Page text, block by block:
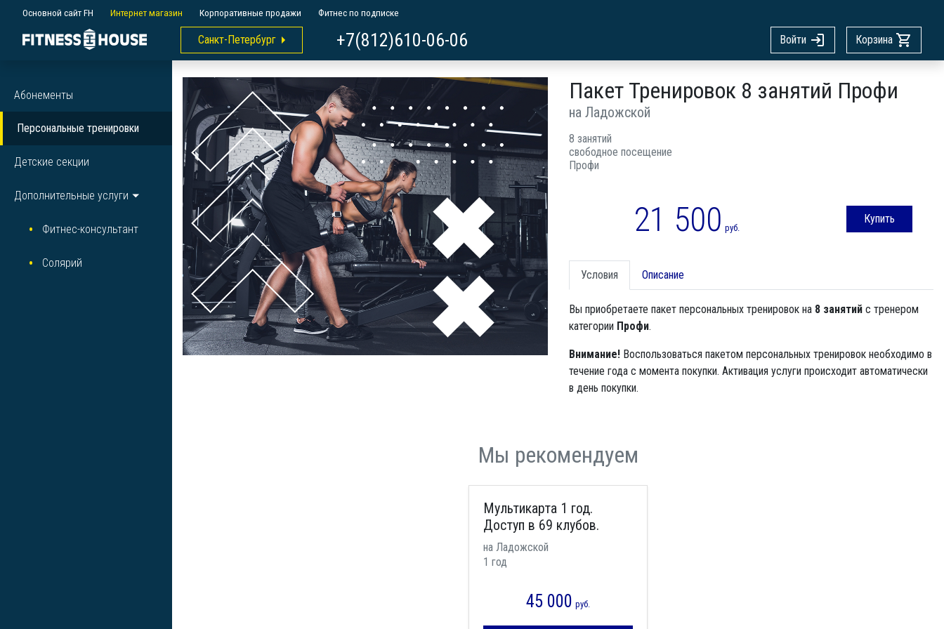
Основной сайт FH Интернет магазин Корпоративные продажи Фитнес по подписке
Санкт-Петербург +7(812)610-06-06 Войти Корзина
Абонементы
Персональные тренировки
Детские секции
Дополнительные услуги
Фитнес-консультант
Солярий
Пакет Тренировок 8 занятий Профи
на Ладожской
8 занятий
свободное посещение
Профи
21 500 руб.
Купить
Условия Описание
Вы приобретаете пакет персональных тренировок на 8 занятийс тренером
категории Профи.
Внимание!Воспользоваться пакетом персональных тренировок необходимо в
течение года с момента покупки. Активация услуги происходит автоматически
в день покупки.
Мы рекомендуем
Мультикарта 1 год.
Доступ в 69 клубов.
на Ладожской
1 год
45 000 руб.